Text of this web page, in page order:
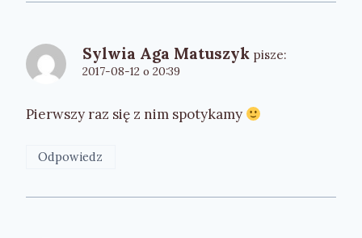
Sylwia Aga Matuszyk pisze:
2017-08-12 o 20:39
Pierwszy raz się z nim spotykamy
Odpowiedz